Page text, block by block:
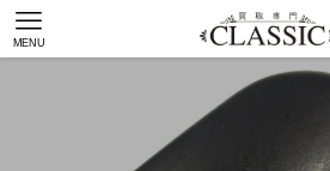
MENU